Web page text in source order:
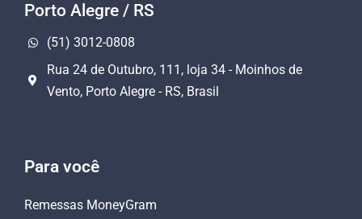
Porto Alegre / RS
(51) 3012-0808
Rua 24 de Outubro, 111, loja 34 - Moinhos de
Vento, Porto Alegre - RS, Brasil
Para você
Remessas MoneyGram